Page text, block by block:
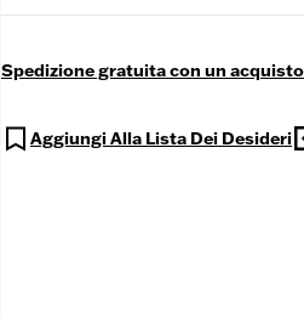
Spedizione gratuita con un
Aggiungi Alla Lista Dei Desideri